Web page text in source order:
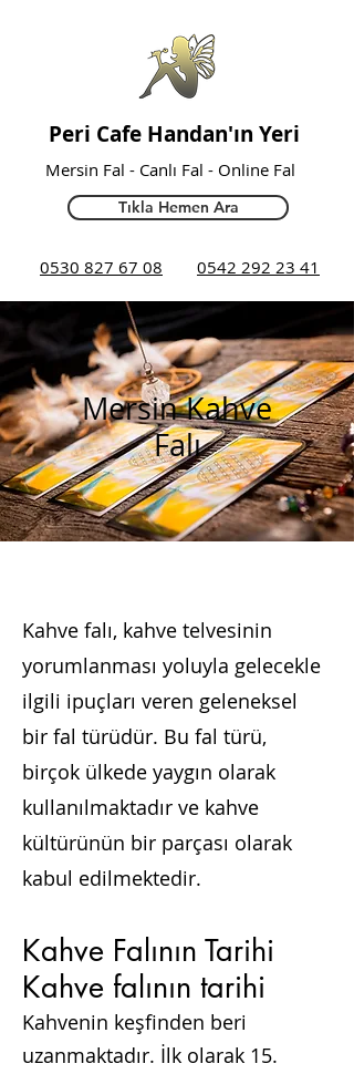
Peri Cafe Handan'ın Yeri
Mersin Fal - Canlı Fal - Online Fal
Tıkla Hemen Ara
0542 292 23 41
0530 827 67 08
Mersin Kahve
Falı
Kahve falı, kahve telvesinin
yorumlanması yoluyla gelecekle
ilgili ipuçları veren geleneksel
bir fal türüdür. Bu fal türü,
birçok ülkede yaygın olarak
kullanılmaktadır ve kahve
kültürünün bir parçası olarak
kabul edilmektedir.
Kahve Falının Tarihi
Kahve falının tarihi
Kahvenin keşfinden beri
uzanmaktadır. İlk olarak 15.